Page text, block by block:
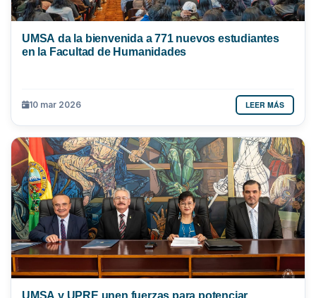
UMSA da la bienvenida a 771 nuevos estudiantes
en la Facultad de Humanidades
10 mar 2026 LEER MÁS
UMSA y UPRE unen fuerzas para potenciar